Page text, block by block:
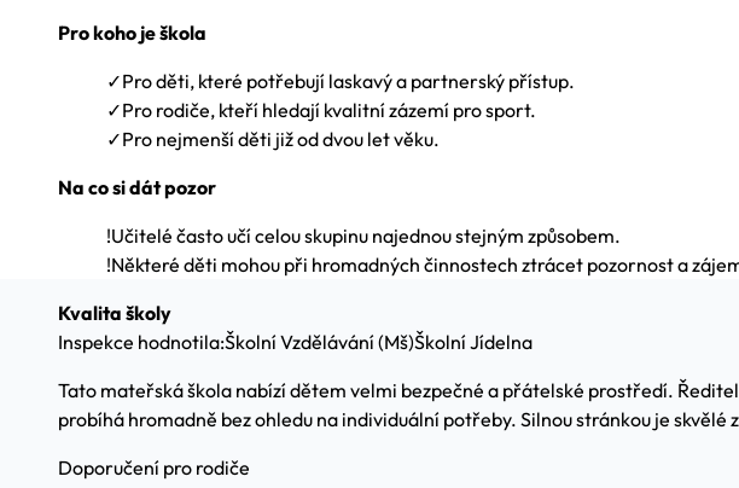
Pro koho je škola
✓Pro děti, které potřebují laskavý a partnerský přístup.
✓Pro rodiče, kteří hledají kvalitní zázemí pro sport.
✓Pro nejmenší děti již od dvou let věku.
Na co si dát pozor
!Učitelé často učí celou skupinu najednou stejným způsobem.
!Některé děti mohou při hromadných činnostech ztrácet pozornost a
Kvalita školy
Inspekce hodnotila:Školní Vzdělávání (Mš)Školní Jídelna
Tato mateřská škola nabízí dětem velmi bezpečné a přátelské prostředí.
probíhá hromadně bez ohledu na individuální potřeby. Silnou stránkou je skvělé
Doporučení pro rodiče